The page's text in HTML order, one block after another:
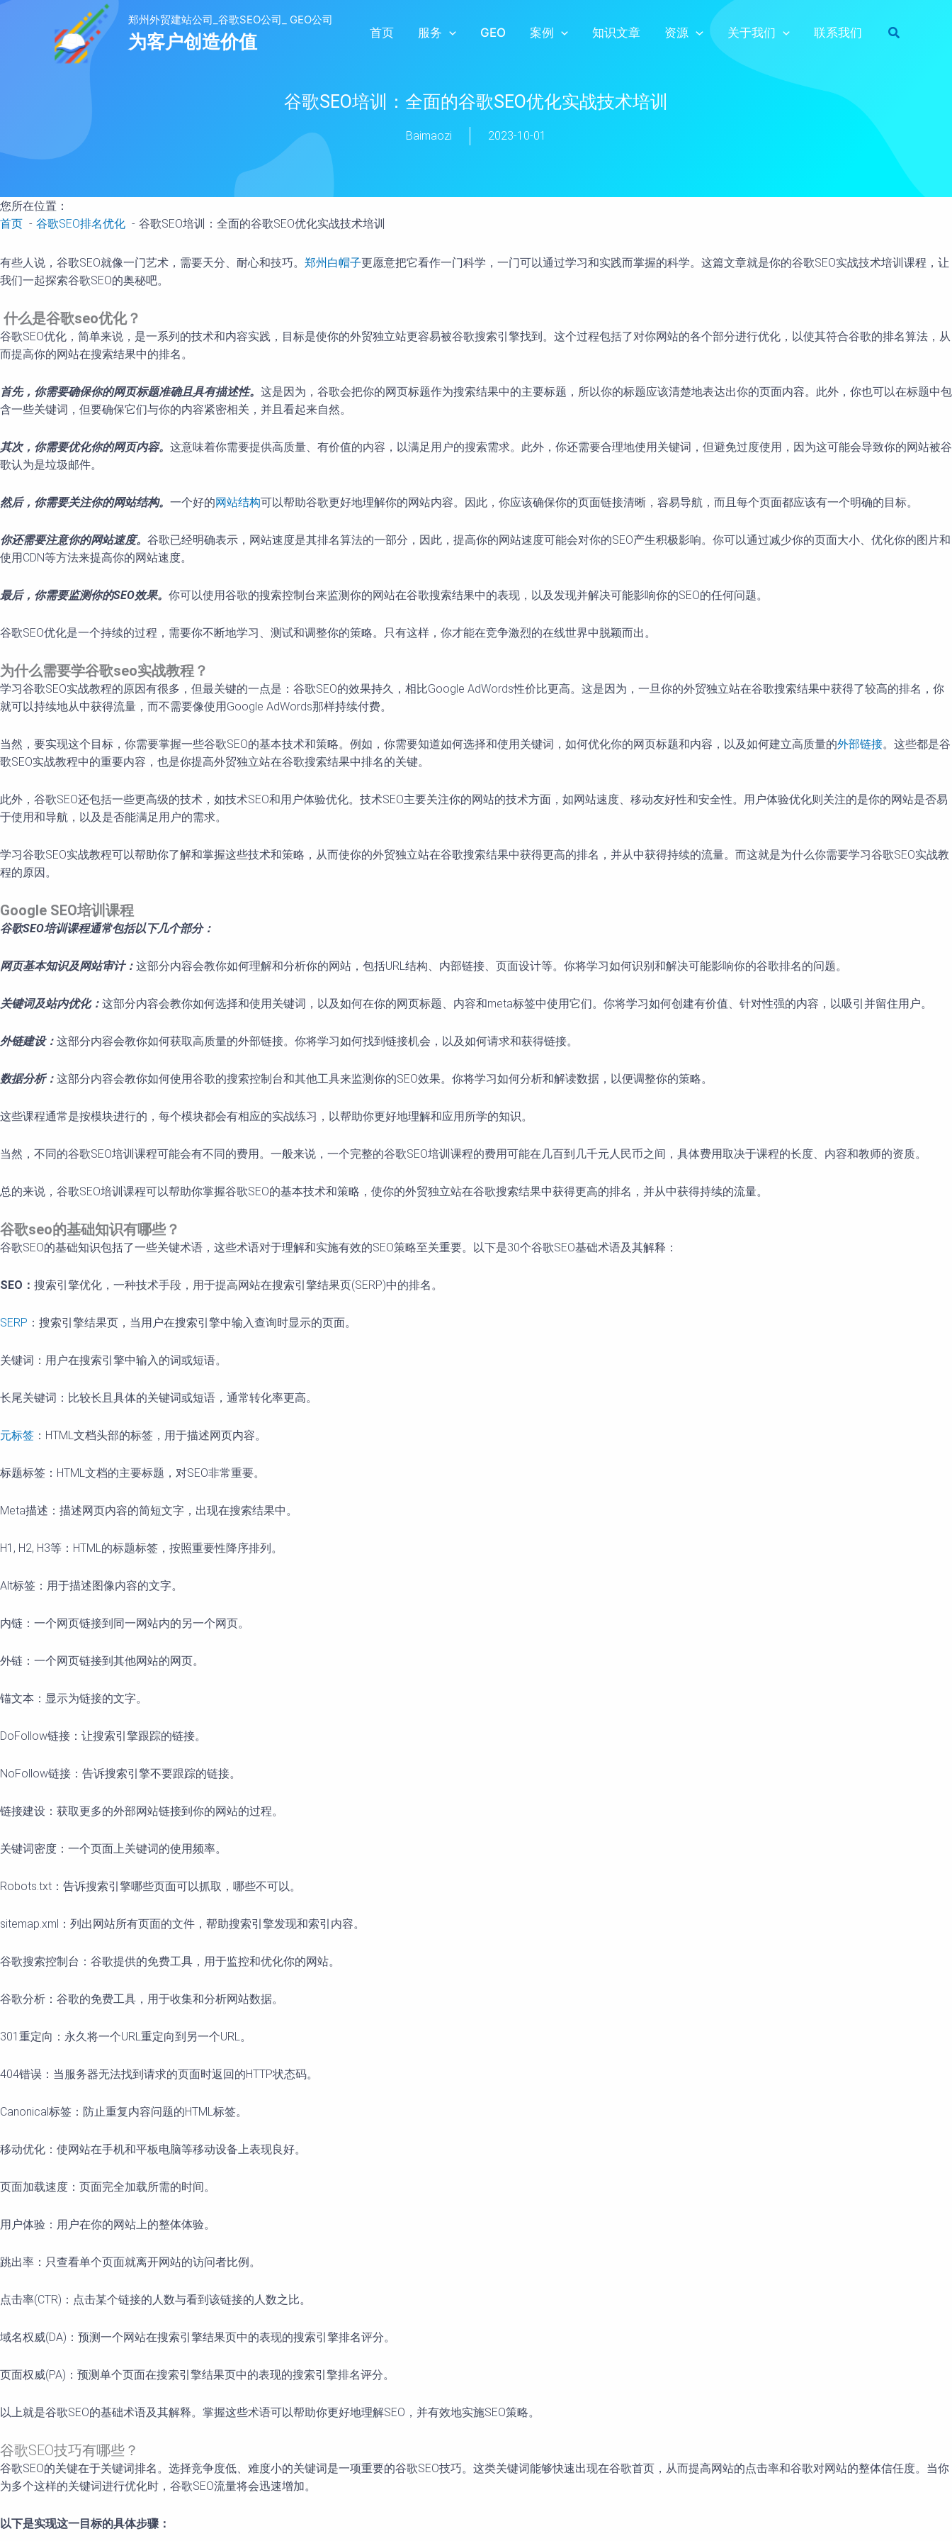
首页 服务 GEO 案例 知识文章 资源 关于我们 联系我们
搜
谷歌SEO培训：全面的谷歌SEO优化实战技术培训
Baimaozi 2023-10-01
您所在位置：
首页
谷歌SEO排名优化 谷歌SEO培训：全面的谷歌SEO优化实战技术培训
有些人说，谷歌SEO就像一门艺术，需要天分、耐心和技巧。 郑州白帽子更愿意把它看作一门科学，一门可以通过学习和实践而掌握的科学。这篇文章就是你的谷歌SEO实战技术培训课程，让
我们一起探索谷歌SEO的奥秘吧。
什么是谷歌seo优化？
谷歌SEO优化，简单来说，是一系列的技术和内容实践，目标是使你的外贸独立站更容易被谷歌搜索引擎找到。这个过程包括了对你网站的各个部分进行优化，以使其符合谷歌的排名算法，从
而提高你的网站在搜索结果中的排名。
首先，你需要确保你的网页标题准确且具有描述性。 这是因为，谷歌会把你的网页标题作为搜索结果中的主要标题，所以你的标题应该清楚地表达出你的页面内容。此外，你也可以在标题中包
含一些关键词，但要确保它们与你的内容紧密相关，并且看起来自然。
其次，你需要优化你的网页内容。 这意味着你需要提供高质量、有价值的内容，以满足用户的搜索需求。此外，你还需要合理地使用关键词，但避免过度使用，因为这可能会导致你的网站被谷
歌认为是垃圾邮件。
然后，你需要关注你的网站结构。 一个好的网站结构可以帮助谷歌更好地理解你的网站内容。因此，你应该确保你的页面链接清晰，容易导航，而且每个页面都应该有一个明确的目标。
你还需要注意你的网站速度。 谷歌已经明确表示，网站速度是其排名算法的一部分，因此，提高你的网站速度可能会对你的SEO产生积极影响。你可以通过减少你的页面大小、优化你的图片和
使用CDN等方法来提高你的网站速度。
最后，你需要监测你的SEO效果。 你可以使用谷歌的搜索控制台来监测你的网站在谷歌搜索结果中的表现，以及发现并解决可能影响你的SEO的任何问题。
谷歌SEO优化是一个持续的过程，需要你不断地学习、测试和调整你的策略。只有这样，你才能在竞争激烈的在线世界中脱颖而出。
为什么需要学谷歌seo实战教程？
学习谷歌SEO实战教程的原因有很多，但最关键的一点是：谷歌SEO的效果持久，相比Google AdWords性价比更高。这是因为，一旦你的外贸独立站在谷歌搜索结果中获得了较高的排名，你
就可以持续地从中获得流量，而不需要像使用Google AdWords那样持续付费。
当然，要实现这个目标，你需要掌握一些谷歌SEO的基本技术和策略。例如，你需要知道如何选择和使用关键词，如何优化你的网页标题和内容，以及如何建立高质量的外部链接。这些都是谷
歌SEO实战教程中的重要内容，也是你提高外贸独立站在谷歌搜索结果中排名的关键。
此外，谷歌SEO还包括一些更高级的技术，如技术SEO和用户体验优化。技术SEO主要关注你的网站的技术方面，如网站速度、移动友好性和安全性。用户体验优化则关注的是你的网站是否易
于使用和导航，以及是否能满足用户的需求。
学习谷歌SEO实战教程可以帮助你了解和掌握这些技术和策略，从而使你的外贸独立站在谷歌搜索结果中获得更高的排名，并从中获得持续的流量。而这就是为什么你需要学习谷歌SEO实战教
程的原因。
Google SEO培训课程
谷歌SEO培训课程通常包括以下几个部分：
网页基本知识及网站审计： 这部分内容会教你如何理解和分析你的网站，包括URL结构、内部链接、页面设计等。你将学习如何识别和解决可能影响你的谷歌排名的问题。
关键词及站内优化： 这部分内容会教你如何选择和使用关键词，以及如何在你的网页标题、内容和meta标签中使用它们。你将学习如何创建有价值、针对性强的内容，以吸引并留住用户。
外链建设： 这部分内容会教你如何获取高质量的外部链接。你将学习如何找到链接机会，以及如何请求和获得链接。
数据分析： 这部分内容会教你如何使用谷歌的搜索控制台和其他工具来监测你的SEO效果。你将学习如何分析和解读数据，以便调整你的策略。
这些课程通常是按模块进行的，每个模块都会有相应的实战练习，以帮助你更好地理解和应用所学的知识。
当然，不同的谷歌SEO培训课程可能会有不同的费用。一般来说，一个完整的谷歌SEO培训课程的费用可能在几百到几千元人民币之间，具体费用取决于课程的长度、内容和教师的资质。
总的来说，谷歌SEO培训课程可以帮助你掌握谷歌SEO的基本技术和策略，使你的外贸独立站在谷歌搜索结果中获得更高的排名，并从中获得持续的流量。
谷歌seo的基础知识有哪些？
谷歌SEO的基础知识包括了一些关键术语，这些术语对于理解和实施有效的SEO策略至关重要。以下是30个谷歌SEO基础术语及其解释：
SEO： 搜索引擎优化，一种技术手段，用于提高网站在搜索引擎结果页(SERP)中的排名。
SERP ：搜索引擎结果页，当用户在搜索引擎中输入查询时显示的页面。
关键词：用户在搜索引擎中输入的词或短语。
长尾关键词：比较长且具体的关键词或短语，通常转化率更高。
元标签 ：HTML文档头部的标签，用于描述网页内容。
标题标签：HTML文档的主要标题，对SEO非常重要。
Meta描述：描述网页内容的简短文字，出现在搜索结果中。
H1, H2, H3等：HTML的标题标签，按照重要性降序排列。
Alt标签：用于描述图像内容的文字。
内链：一个网页链接到同一网站内的另一个网页。
外链：一个网页链接到其他网站的网页。
锚文本：显示为链接的文字。
DoFollow链接：让搜索引擎跟踪的链接。
NoFollow链接：告诉搜索引擎不要跟踪的链接。
链接建设：获取更多的外部网站链接到你的网站的过程。
关键词密度：一个页面上关键词的使用频率。
Robots.txt：告诉搜索引擎哪些页面可以抓取，哪些不可以。
sitemap.xml：列出网站所有页面的文件，帮助搜索引擎发现和索引内容。
谷歌搜索控制台：谷歌提供的免费工具，用于监控和优化你的网站。
谷歌分析：谷歌的免费工具，用于收集和分析网站数据。
301重定向：永久将一个URL重定向到另一个URL。
404错误：当服务器无法找到请求的页面时返回的HTTP状态码。
Canonical标签：防止重复内容问题的HTML标签。
移动优化：使网站在手机和平板电脑等移动设备上表现良好。
页面加载速度：页面完全加载所需的时间。
用户体验：用户在你的网站上的整体体验。
跳出率：只查看单个页面就离开网站的访问者比例。
点击率(CTR)：点击某个链接的人数与看到该链接的人数之比。
域名权威(DA)：预测一个网站在搜索引擎结果页中的表现的搜索引擎排名评分。
页面权威(PA)：预测单个页面在搜索引擎结果页中的表现的搜索引擎排名评分。
以上就是谷歌SEO的基础术语及其解释。掌握这些术语可以帮助你更好地理解SEO，并有效地实施SEO策略。
谷歌SEO技巧有哪些？
谷歌SEO的关键在于关键词排名。选择竞争度低、难度小的关键词是一项重要的谷歌SEO技巧。这类关键词能够快速出现在谷歌首页，从而提高网站的点击率和谷歌对网站的整体信任度。当你
为多个这样的关键词进行优化时，谷歌SEO流量将会迅速增加。
以下是实现这一目标的具体步骤：